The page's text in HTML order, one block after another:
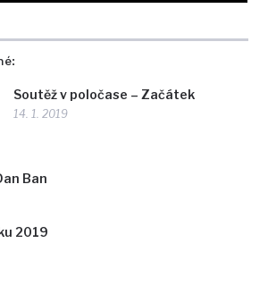
Soutěž v poločase – Začátek
14. 1. 2019
Ban
2019